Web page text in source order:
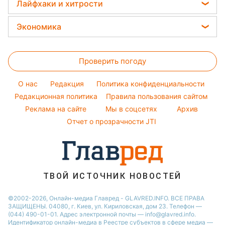
Новости Ровно
Новости Львова
Новости Днепра
Новости Харькова
Все о шоу-бизнесе
Головоломки
Виталий Козловский
Потап
Филипп Киркоров
Елена Зеленская
Ани Лорак
Кейт Миддлтон
Окрашивание волос
Красивый маникюр
Модные ошибки
Советы от Андре Тана
Лайфхаки и хитрости
Стирка
Комнатные растения
Уборка
Авто
Экономика
Денежная помощь
Тарифы
Курс валют
Проверить погоду
O нас Редакция
Политика конфиденциальности
Редакционная политика
Правила пользования сайтом
Реклама на сайте
Мы в соцсетях
Архив
Отчет о прозрачности JTI
ТВОЙ ИСТОЧНИК НОВОСТЕЙ
©2002-2026, Онлайн-медиа Главред - GLAVRED.INFO. ВСЕ ПРАВА
ЗАЩИЩЕНЫ. 04080, г. Киев, ул. Кириловская, дом 23. Телефон —
(044) 490-01-01. Адрес электронной почты — info@glavred.info.
Идентификатор онлайн-медиа в Реестре cубъектов в сфере медиа —